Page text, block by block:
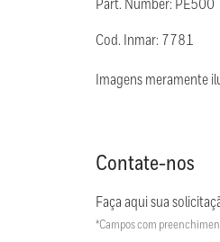
Part. Number: PE500
Cod. Inmar: 7781
Imagens meramente
Contate-nos
Faça aqui sua
*Campos com